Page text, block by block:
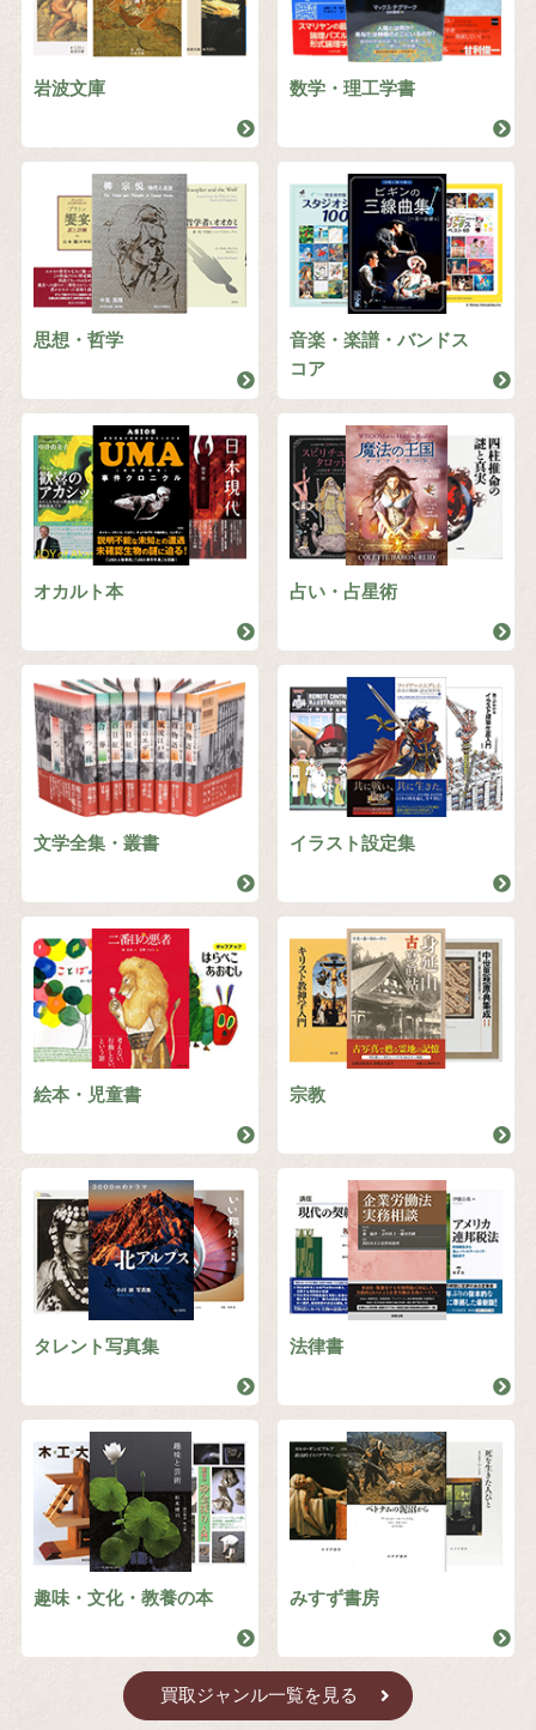
岩波文庫 数学・理工学書
思想・哲学
音楽・楽譜・バンドス
コア
オカルト本 占い・占星術
文学全集・叢書 イラスト設定集
絵本・児童書 宗教
タレント写真集 法律書
趣味・文化・教養の本 みすず書房
買取ジャンル一覧を見る